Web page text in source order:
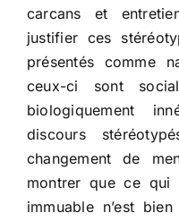
carcans et
justifier ces
présentés comme
ceux-ci sont
biologiquement
discours
changement de
montrer que ce qui
immuable n’est